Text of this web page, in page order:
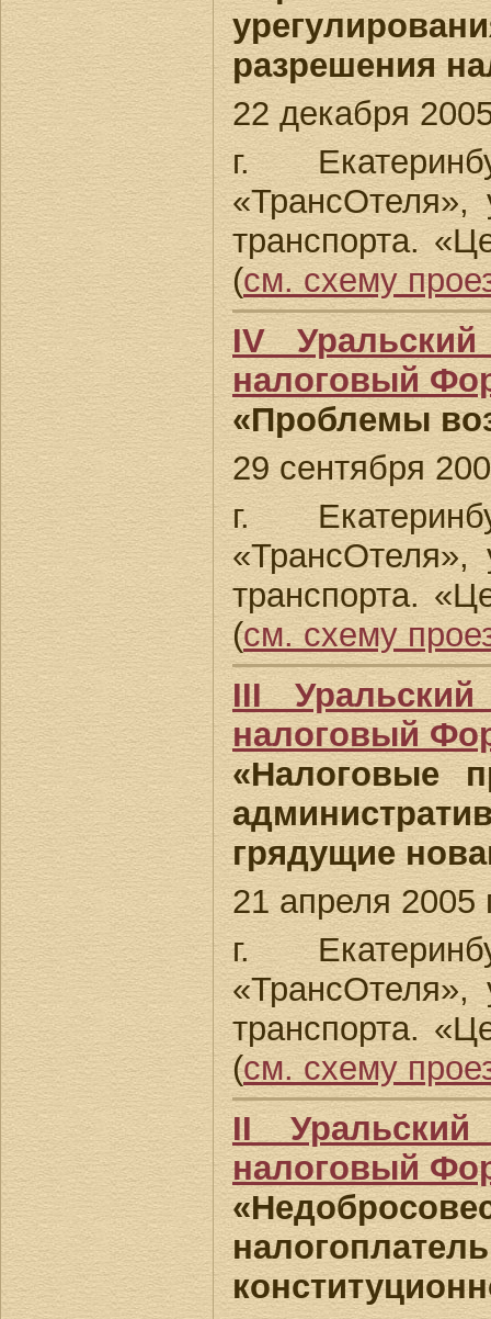
разрешения
22 декабря
г.
«ТрансОтеля»,
транспорта.
(см. схему
IV
налоговый
«Проблемы
29 сентября
г.
«ТрансОтеля»,
транспорта.
(см. схему
III
налоговый
«Налоговые
грядущие
21 апреля 2005
г.
«ТрансОтеля»,
транспорта.
(см. схему
II Уральский
налоговый